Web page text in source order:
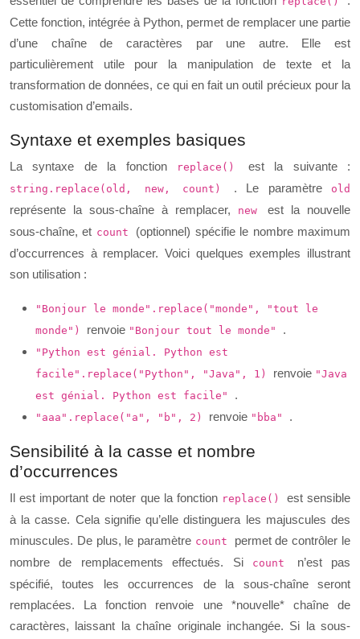
Cette fonction, intégrée à Python, permet de remplacer une partie
d’une chaîne de caractères par une autre. Elle est
particulièrement utile pour la manipulation de texte et la
transformation de données, ce qui en fait un outil précieux pour la
customisation d’emails.
Syntaxe et exemples basiques
La syntaxe de la fonction replace() est la suivante :
string.replace(old, new, count) . Le paramètre old
représente la sous-chaîne à remplacer, new est la nouvelle
sous-chaîne, et count (optionnel) spécifie le nombre maximum
d’occurrences à remplacer. Voici quelques exemples illustrant
son utilisation :
"Bonjour le monde".replace("monde", "tout le
monde") renvoie "Bonjour tout le monde" .
"Python est génial. Python est
facile".replace("Python", "Java", 1) renvoie "Java
est génial. Python est facile" .
"aaa".replace("a", "b", 2) renvoie "bba" .
Sensibilité à la casse et nombre
d’occurrences
Il est important de noter que la fonction replace() est sensible
à la casse. Cela signifie qu’elle distinguera les majuscules des
minuscules. De plus, le paramètre count permet de contrôler le
nombre de remplacements effectués. Si
count n’est pas
spécifié, toutes les occurrences de la sous-chaîne seront
remplacées. La fonction renvoie une *nouvelle* chaîne de
caractères, laissant la chaîne originale inchangée. Si la sous-